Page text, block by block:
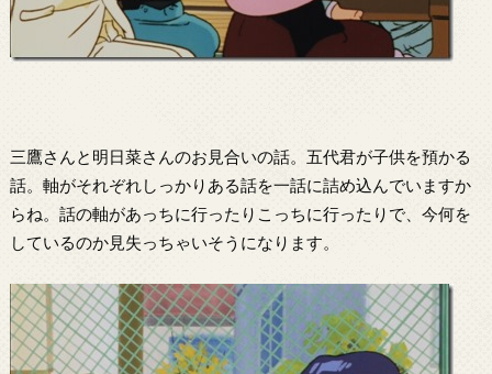
三鷹さんと明日菜さんのお見合いの話。五代君が子供を預かる
話。軸がそれぞれしっかりある話を一話に詰め込んでいますか
らね。話の軸があっちに行ったりこっちに行ったりで、今何を
しているのか見失っちゃいそうになります。